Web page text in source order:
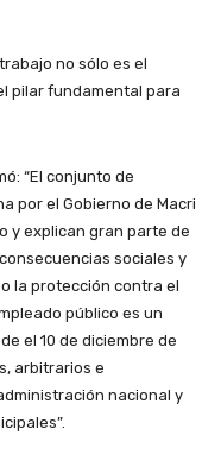
no sólo es el
pilar fundamental para
“El conjunto de
por el Gobierno de Macri
y explican gran parte de
sociales y
la protección contra el
público es un
el 10 de diciembre de
arbitrarios e
nacional y